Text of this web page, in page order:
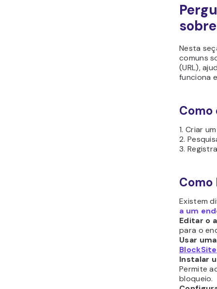
Nesta
comuns
(URL),
funciona
Como
1. Criar
2.
3.
Como
Existem
a um
Editar o
para o
Usar
BlockSite
Instalar
Permite
bloqueio.